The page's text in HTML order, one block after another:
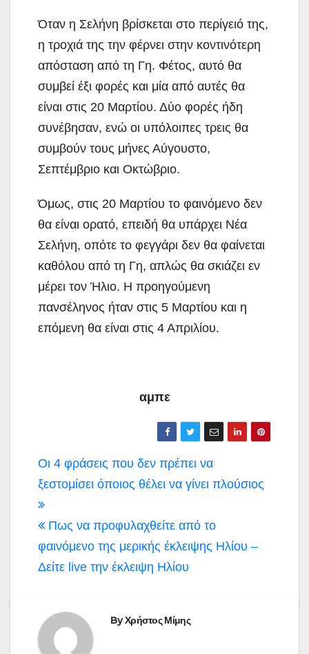
Όταν η Σελήνη βρίσκεται στο περίγειό της,
η τροχιά της την φέρνει στην κοντινότερη
απόσταση από τη Γη. Φέτος, αυτό θα
συμβεί έξι φορές και μία από αυτές θα
είναι στις 20 Μαρτίου. Δύο φορές ήδη
συνέβησαν, ενώ οι υπόλοιπες τρεις θα
συμβούν τους μήνες Αύγουστο,
Σεπτέμβριο και Οκτώβριο.
Όμως, στις 20 Μαρτίου το φαινόμενο δεν
θα είναι ορατό, επειδή θα υπάρχει Νέα
Σελήνη, οπότε το φεγγάρι δεν θα φαίνεται
καθόλου από τη Γη, απλώς θα σκιάζει εν
μέρει τον Ήλιο. Η προηγούμενη
πανσέληνος ήταν στις 5 Μαρτίου και η
επόμενη θα είναι στις 4 Απριλίου.
αμπε
Πλοήγηση
άρθρων
Οι 4 φράσεις που δεν πρέπει να
ξεστομίσει όποιος θέλει να γίνει πλούσιος
Πως να προφυλαχθείτε από το
φαινόμενο της μερικής έκλειψης Ηλίου –
Δείτε live την έκλειψη Ηλίου
ByΧρήστος Μίμης